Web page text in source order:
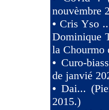
nouvèmbre
• Cris Yso
Dominique
la Chourmo
• Curo-
de janvié
• Dai...
2015.)